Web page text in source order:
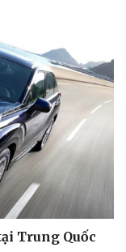
Trung Quốc